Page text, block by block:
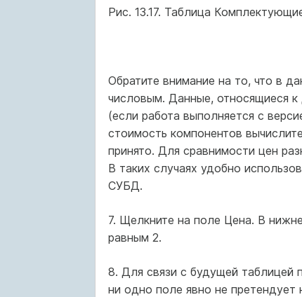
Рис. 13.17. Таблица
Обратите внимание на то, что в
числовым. Данные, относящиеся
(если работа выполняется с
стоимость компонентов
принято. Для сравнимости цен
В таких случаях удобно
СУБД.
7. Щелкните на поле Цена. В
равным 2.
8. Для связи с будущей таблицей
ни одно поле явно не претендует